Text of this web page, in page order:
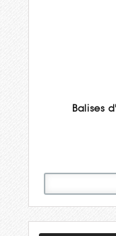
Balises